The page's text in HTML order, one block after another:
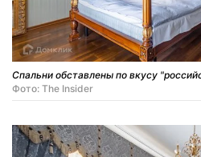
Спальни обставлены по вкусу
Фото: The Insider